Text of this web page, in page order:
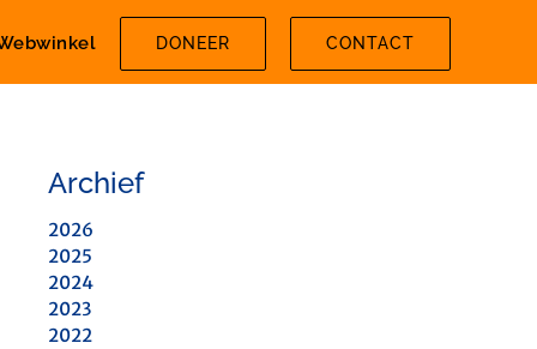
DONEER CONTACT
Archief
2026
2025
2024
2023
2022